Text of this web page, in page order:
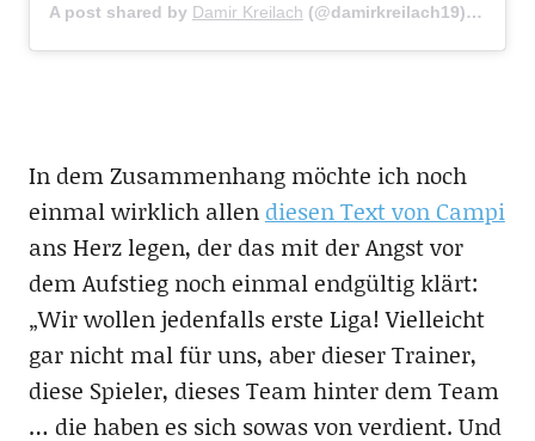
A post shared by Damir Kreilach (@damirkreilach19) on
In dem Zusammenhang möchte ich noch
einmal wirklich allen diesen Text von Campi
ans Herz legen, der das mit der Angst vor
dem Aufstieg noch einmal endgültig klärt:
„Wir wollen jedenfalls erste Liga! Vielleicht
gar nicht mal für uns, aber dieser Trainer,
diese Spieler, dieses Team hinter dem Team
… die haben es sich sowas von verdient. Und